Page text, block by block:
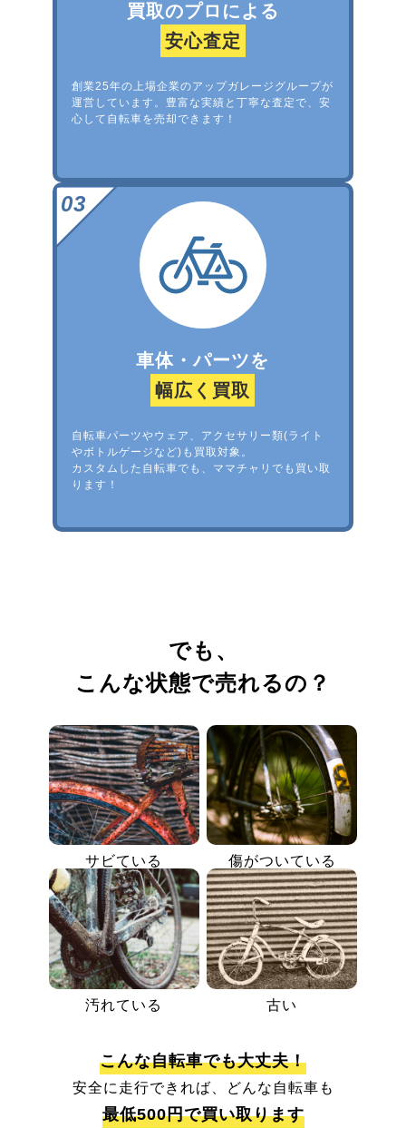
買取のプロによる
安心査定
創業25年の上場企業のアップガレージグループが
運営しています。豊富な実績と丁寧な査定で、安
心して自転車を売却できます！
車体・パーツを
幅広く買取
自転車パーツやウェア、アクセサリー類(ライト
やボトルゲージなど)も買取対象。
カスタムした自転車でも、ママチャリでも買い取
ります！
でも、
こんな状態で売れるの？
サビている 傷がついている
汚れている 古い
こんな自転車でも大丈夫！
安全に走行できれば、どんな自転車も
最低500円で買い取ります